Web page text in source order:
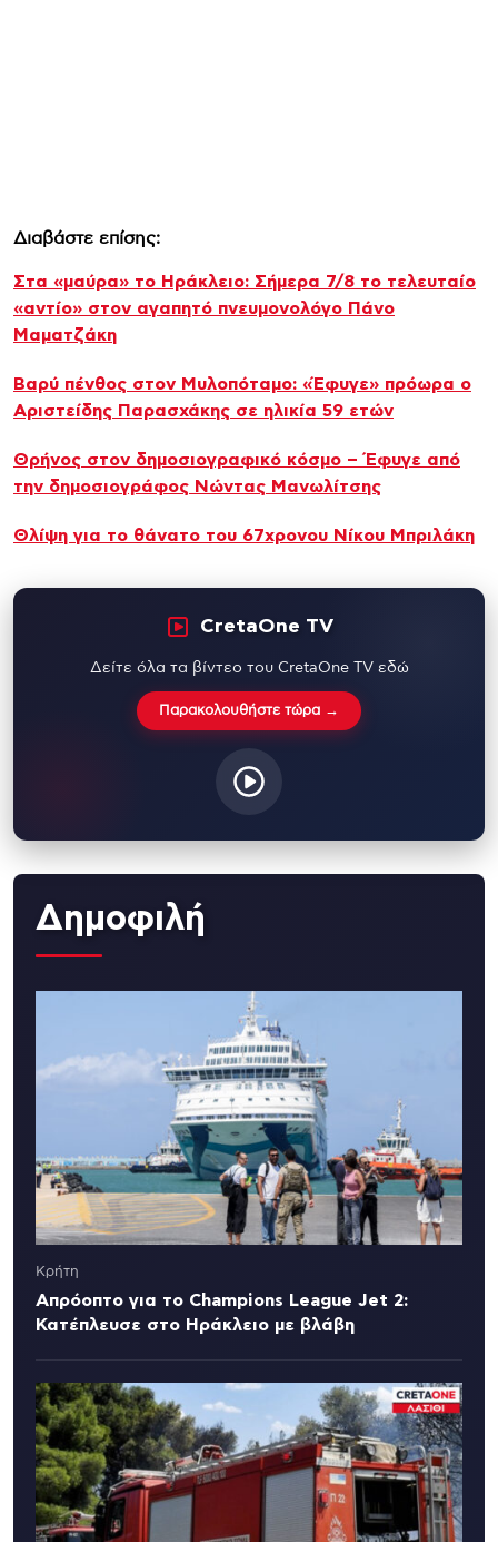
Διαβάστε επίσης:
Στα «μαύρα» το Ηράκλειο: Σήμερα 7/8 το τελευταίο
«αντίο» στον αγαπητό πνευμονολόγο Πάνο
Μαματζάκη
Βαρύ πένθος στον Μυλοπόταμο: «Έφυγε» πρόωρα ο
Αριστείδης Παρασχάκης σε ηλικία 59 ετών
Θρήνος στον δημοσιογραφικό κόσμο – Έφυγε από
την δημοσιογράφος Νώντας Μανωλίτσης
Θλίψη για το θάνατο του 67χρονου Νίκου Μπριλάκη
CretaOne TV
Δείτε όλα τα βίντεο του CretaOne TV εδώ
Παρακολουθήστε τώρα →
Δημοφιλή
Κρήτη
Απρόοπτο για το Champions League Jet 2:
Κατέπλευσε στο Ηράκλειο με βλάβη